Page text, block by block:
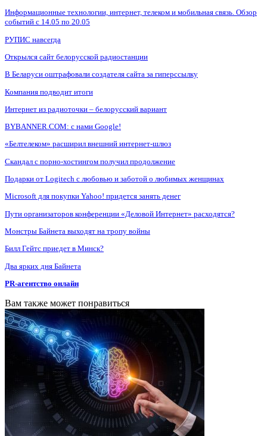
Информационные технологии, интернет, телеком и мобильная связь. Обзор
событий с 14.05 по 20.05
РУПИС навсегда
Открылся сайт белорусской радиостанции
В Беларуси оштрафовали создателя сайта за гиперссылку
Компания подводит итоги
Интернет из радиоточки – белорусский вариант
BYBANNER.COM: c нами Google!
«Белтелеком» расширил внешний интернет-шлюз
Скандал с порно-хостингом получил продолжение
Подарки от Logitech с любовью и заботой о любимых женщинах
Microsoft для покупки Yahoo! придется занять денег
Пути организаторов конференции «Деловой Интернет» расходятся?
Монстры Байнета выходят на тропу войны
Билл Гейтс приедет в Минск?
Два ярких дня Байнета
PR-агентство онлайн
Вам также может понравиться